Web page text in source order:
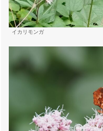
イカリモンガ